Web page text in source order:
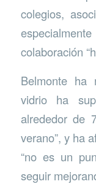
colegios,
colaboración
Belmonte ha
vidrio ha
alrededor de
verano”, y ha
“no es un
seguir